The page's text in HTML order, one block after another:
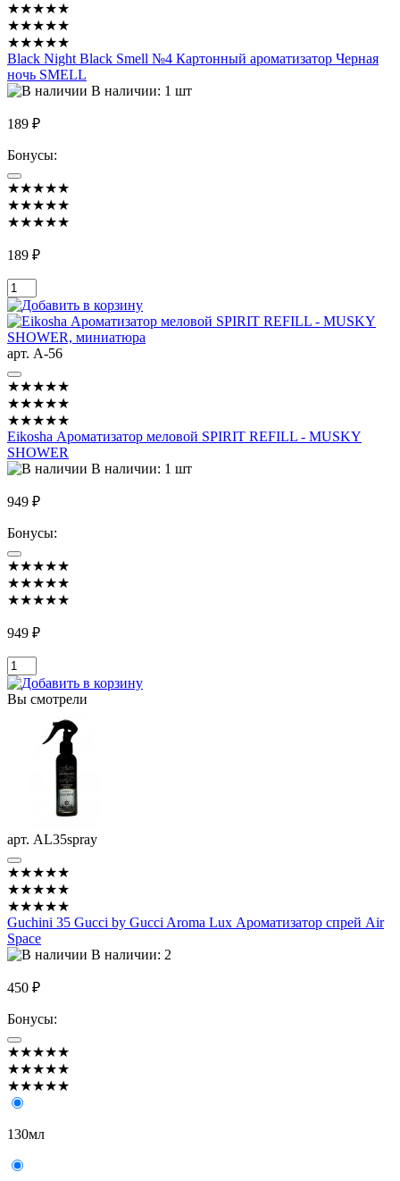
★★★★★
★★★★★
★★★★★
Black Night Black Smell №4 Картонный ароматизатор Черная
ночь SMELL
В наличии: 1 шт
189 ₽
Бонусы:
★★★★★
★★★★★
★★★★★
189 ₽
арт. A-56
★★★★★
★★★★★
★★★★★
Eikosha Ароматизатор меловой SPIRIT REFILL - MUSKY
SHOWER
В наличии: 1 шт
949 ₽
Бонусы:
★★★★★
★★★★★
★★★★★
949 ₽
Вы смотрели
арт. AL35spray
★★★★★
★★★★★
★★★★★
Guchini 35 Gucci by Gucci Aroma Lux Ароматизатор спрей Air
Space
В наличии: 2
450 ₽
Бонусы:
★★★★★
★★★★★
★★★★★
130мл